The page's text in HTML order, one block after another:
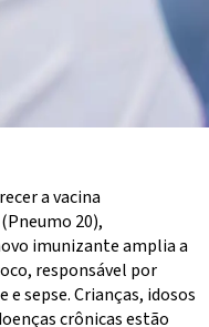
a vacina
20),
imunizante amplia a
responsável por
sepse. Crianças, idosos
crônicas estão